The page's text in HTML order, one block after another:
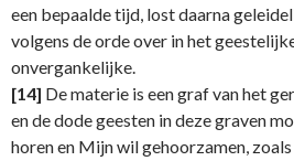
een bepaalde tijd, lost daarna
volgens de orde over in het
onvergankelijke.
[14] De materie is een graf van het
en de dode geesten in deze graven
horen en Mijn wil gehoorzamen,